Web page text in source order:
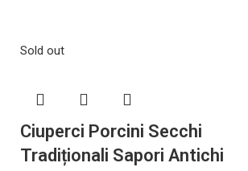
Sold out
Ciuperci Porcini Secchi
Tradiționali Sapori Antichi